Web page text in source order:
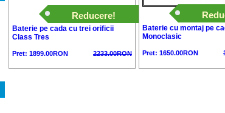
Reducere!
Baterie pe cada cu trei orificii
Class Tres
Pret: 1899.00RON 2233.00RON
Baterie cu montaj pe
Monoclasic
Pret: 1650.00RON